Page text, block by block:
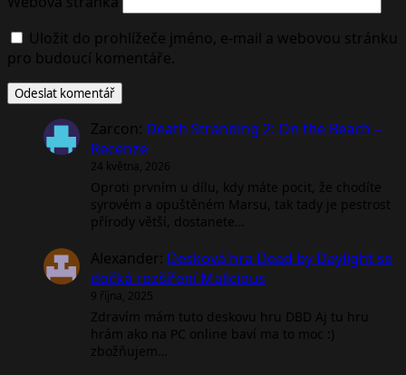
Uložit do prohlížeče jméno, e-mail a webovou stránku
pro budoucí komentáře.
Zarcon: Death Stranding 2: On the Beach –
Recenze
24 května, 2026
Oproti prvním u dílu, kdy máte pocit, že chodíte
syrovém a opuštěném Marsu, tak tady je pestrost
přírody větší, dostanete…
Alexander: Desková hra Dead by Daylight se
dočká rozšíření Malicious
9 října, 2025
Zdravím mám tuto deskovu hru DBD Aj tu hru
hrám ako na PC online baví ma to moc :)
zbožňujem…